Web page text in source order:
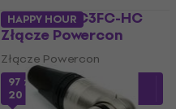
Neutrik NAC3FC-HC
Złącze Powercon
Złącze Powercon
97 zł z kodemMUZMUZ-
20
HAPPY HOUR